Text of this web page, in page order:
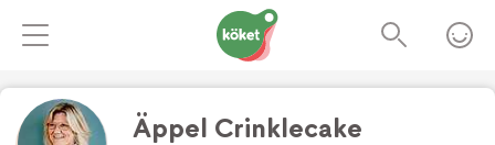
Äppel Crinklecake